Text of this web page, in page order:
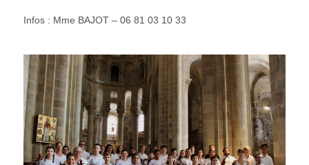
Infos : Mme BAJOT – 06 81 03 10 33